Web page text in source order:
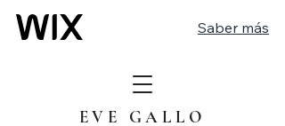
Saber más